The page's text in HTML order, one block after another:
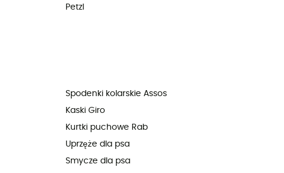
Petzl
Spodenki kolarskie Assos
Kaski Giro
Kurtki puchowe Rab
Uprzęże dla psa
Smycze dla psa